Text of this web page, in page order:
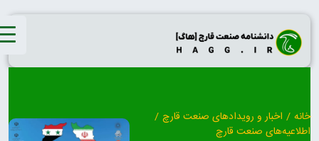
اخبار و رویدادهای صنعت قارچ /
صنعت قارچ